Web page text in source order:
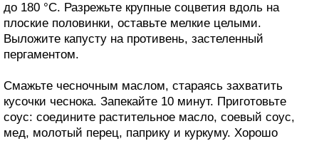
до 180 °C. Разрежьте крупные соцветия вдоль на
плоские половинки, оставьте мелкие целыми.
Выложите капусту на противень, застеленный
пергаментом.
Смажьте чесночным маслом, стараясь захватить
кусочки чеснока. Запекайте 10 минут. Приготовьте
соус: соедините растительное масло, соевый соус,
мед, молотый перец, паприку и куркуму. Хорошо